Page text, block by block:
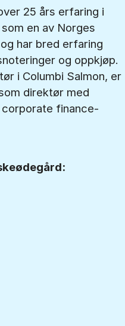
25 års erfaring i
en av Norges
har bred erfaring
og oppkjøp.
i Columbi Salmon, er
direktør med
finance-